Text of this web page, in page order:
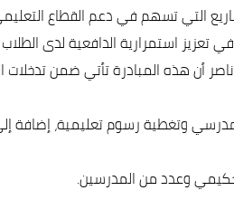
التي تسهم في دعم القطاع
تعزيز استمرارية الدافعية لدى
وتغطية رسوم تعليمية، إضافة
وعدد من المدرسين.